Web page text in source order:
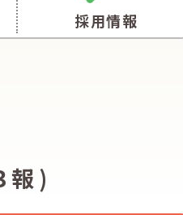
採用情報
報)